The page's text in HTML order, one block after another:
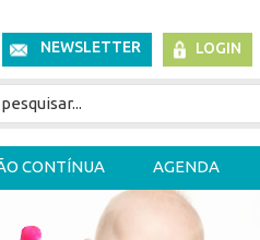
NEWSLETTER LOGIN
CONTÍNUA AGENDA